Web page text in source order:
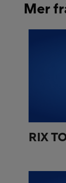
Mer
RIX